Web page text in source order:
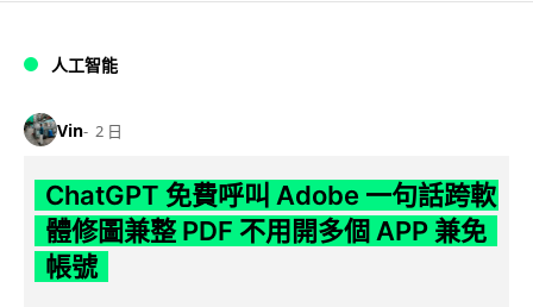
人工智能
Vin 2 日
ChatGPT 免費呼叫 Adobe 一句話跨軟
體修圖兼整 PDF 不用開多個 APP 兼免
帳號